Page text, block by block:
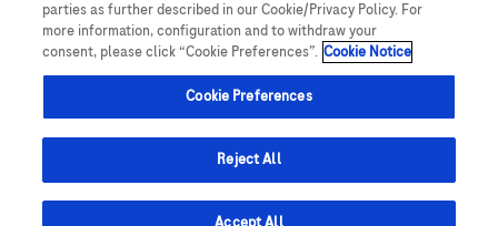
edukacyjny i nie stanowią reklamy produktów leczniczych
w rozumieniu ustawy z dnia 6 września 2001 r. Prawo
farmaceutyczne (t. jedn.: Dz. U. 2020 poz. 944). Portal i
treści w nim zamieszczone przeznaczone są wyłącznie dla
osób wykonujących zawód pielęgniarki/pielęgniarza.
Dostęp do Portalu wymagampotwierdzenia oświadczenia
widocznego na stronie. "Oświadczam, że wykonuję zawód
pielęgniarki/pielęgniarza zgodnie z ustawą z dnia 15 lipca
Onkologia
Od ponad 50 lat Roche opracowuje innowacyjne leki i
środki diagnostyczne, które pomagają zapobiegać,
parties as further described in our Cookie/Privacy Policy. For
more information, configuration and to withdraw your
consent, please click “Cookie Preferences”. Cookie Notice
Cookie Preferences
Reject All